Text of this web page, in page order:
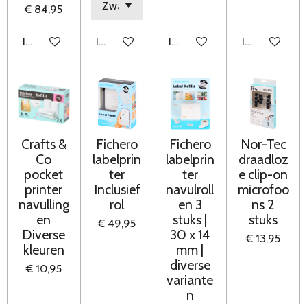
€ 84,95
In winkelwagenIn winkelwagenIn winkelwagenIn
Crafts &
Co
pocket
printer
navulling
en
Diverse
kleuren
€ 10,95
Fichero
labelprin
ter
Inclusief
rol
€ 49,95
Fichero
labelprin
ter
navulroll
en 3
stuks |
30 x 14
mm |
diverse
variante
n
Nor-Tec
draadloz
e clip-on
microfoo
ns 2
stuks
€ 13,95